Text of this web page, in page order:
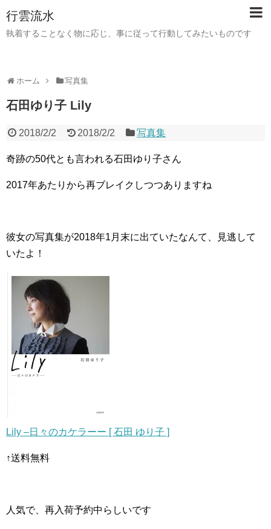
行雲流水
執着することなく物に応じ、事に従って行動してみたいものです
ホーム 写真集
石田ゆり子 Lily
2018/2/2 2018/2/2 写真集
奇跡の50代とも言われる石田ゆり子さん
2017年あたりから再ブレイクしつつありますね
彼女の写真集が2018年1月末に出ていたなんて、見逃して
いたよ！
Lily –日々のカケラーー [ 石田 ゆり子 ]
↑送料無料
人気で、再入荷予約中らしいです